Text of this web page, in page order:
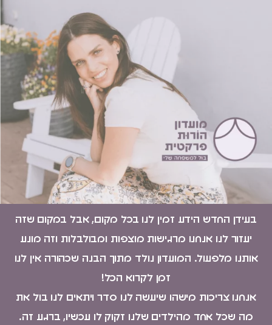
בעידן החדש הידע זמין לנו בכל מקום, אבל במקום שזה
יעזור לנו אנחנו מרגישות מוצפות ומבולבלות וזה מונע
אותנו מלפעול. המועדון נולד מתוך הבנה שכהורה אין לנו
זמן לקרוא הכל!
אנחנו צריכות מישהו שיעשה לנו סדר ויתאים לנו בול את
מה שכל אחד מהילדים שלנו זקוק לו עכשיו, ברגע זה.